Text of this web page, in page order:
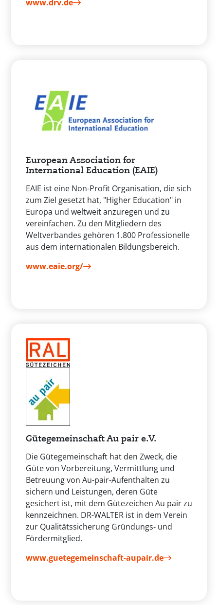
www.drv.de
European Association for
International Education (EAIE)
EAIE ist eine Non-Profit Organisation, die sich
zum Ziel gesetzt hat, "Higher Education" in
Europa und weltweit anzuregen und zu
vereinfachen. Zu den Mitgliedern des
Weltverbandes gehören 1.800 Professionelle
aus dem internationalen Bildungsbereich.
www.eaie.org/
Gütegemeinschaft Au pair e.V.
Die Gütegemeinschaft hat den Zweck, die
Güte von Vorbereitung, Vermittlung und
Betreuung von Au-pair-Aufenthalten zu
sichern und Leistungen, deren Güte
gesichert ist, mit dem Gütezeichen Au pair zu
kennzeichnen. DR-WALTER ist in dem Verein
zur Qualitätssicherung Gründungs- und
Fördermitglied.
www.guetegemeinschaft-aupair.de